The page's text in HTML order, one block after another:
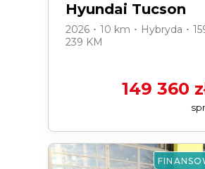
Hyundai Tucson
2026 ･ 10 km ･ Hybryda ･
239 KM
149 360